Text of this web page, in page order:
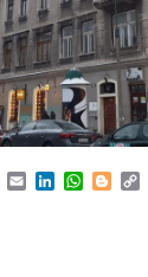
Messenger
EmailLinkedIn